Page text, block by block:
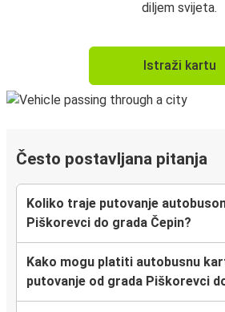
diljem svijeta.
Istraži kartu
Često postavljana pitanja
Koliko traje putovanje
Piškorevci do grada Čepin?
Kako mogu platiti autobusnu
putovanje od grada Piškorevci